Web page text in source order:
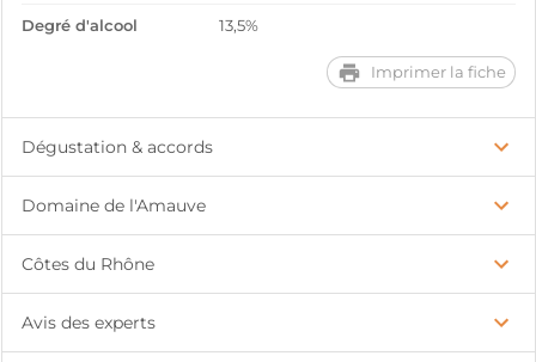
Degré d'alcool 13,5%
Imprimer la fiche
Dégustation & accords
Domaine de l'Amauve
Côtes du Rhône
Avis des experts